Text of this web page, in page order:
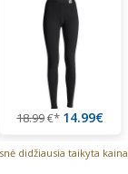
18.99€* 14.99€
didžiausia taikyta kaina